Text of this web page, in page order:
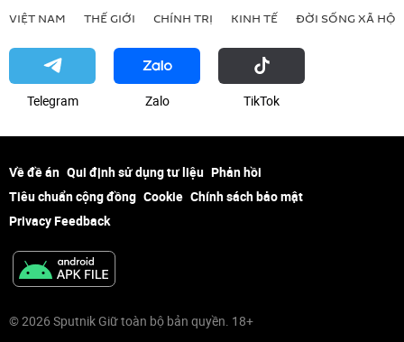
VIỆT NAM THẾ GIỚI CHÍNH TRỊ KINH TẾ ĐỜI SỐNG XÃ HỘI
Telegram Zalo ТikТоk
Về đề án Qui định sử dụng tư liệu Phản hồi
Tiêu chuẩn cộng đồng Cookie Chính sách bảo mật
Privacy Feedback
© 2026 Sputnik Giữ toàn bộ bản quyền. 18+